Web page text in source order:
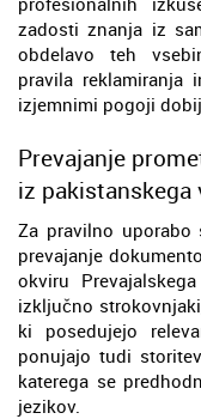
zadosti znanja iz
obdelavo teh
pravila reklamiranja
izjemnimi pogoji
Prevajanje
iz
Za pravilno uporabo
prevajanje
okviru
izključno
ki posedujejo
ponujajo tudi
katerega se
jezikov.